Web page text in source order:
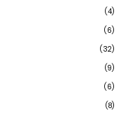
(4)
(6)
(32)
(9)
(6)
(8)